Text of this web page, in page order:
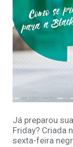
Já preparou
Friday? Criada
sexta-feira